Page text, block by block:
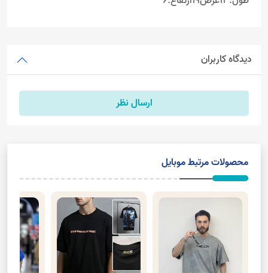
دیدگاه کاربران
ارسال نظر
محصولات مرتبط موبایل